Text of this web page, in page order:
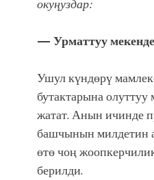
— Урматтуу
Ушул күндөрү
бутактарына
жатат. Анын ичинде
башчынын милдетин
өтө чоң
берилди.